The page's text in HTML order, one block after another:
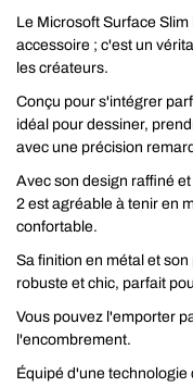
Le Microsoft Surface
accessoire ; c'est un
les créateurs.
Conçu pour s'intégrer
idéal pour dessiner,
avec une précision
Avec son design raffiné
2 est agréable à tenir en
confortable.
Sa finition en métal et
robuste et chic, parfait
Vous pouvez l'emporter
l'encombrement.
Équipé d'une technologie